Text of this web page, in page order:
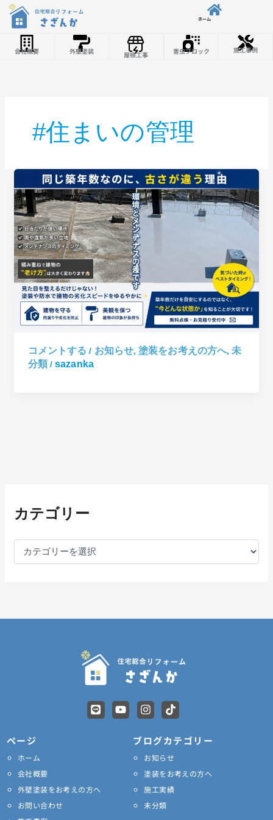
ホーム
会社概要 外壁塗装 屋根工事 害虫ブロック 施工事例
#住まいの管理
コメントする / お知らせ,塗装をお考えの方へ,未
分類 /sazanka
カテゴリー
ゴ
ー
L
i
Y
o
I
n
t
g
r
m
T
i
t
k
ページ
ホーム
会社概要
外壁塗装をお考えの方へ
お問い合わせ
ブログカテゴリー
お知らせ
塗装をお考えの方へ
施工実績
未分類